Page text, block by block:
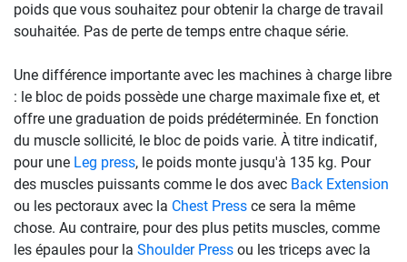
poids que vous souhaitez pour obtenir la charge de travail
souhaitée. Pas de perte de temps entre chaque série.
Une différence importante avec les machines à charge libre
: le bloc de poids possède une charge maximale fixe et, et
offre une graduation de poids prédéterminée. En fonction
du muscle sollicité, le bloc de poids varie. À titre indicatif,
pour une Leg press, le poids monte jusqu'à 135 kg. Pour
des muscles puissants comme le dos avec Back Extension
ou les pectoraux avec la Chest Press ce sera la même
chose. Au contraire, pour des plus petits muscles, comme
les épaules pour la Shoulder Press ou les triceps avec la